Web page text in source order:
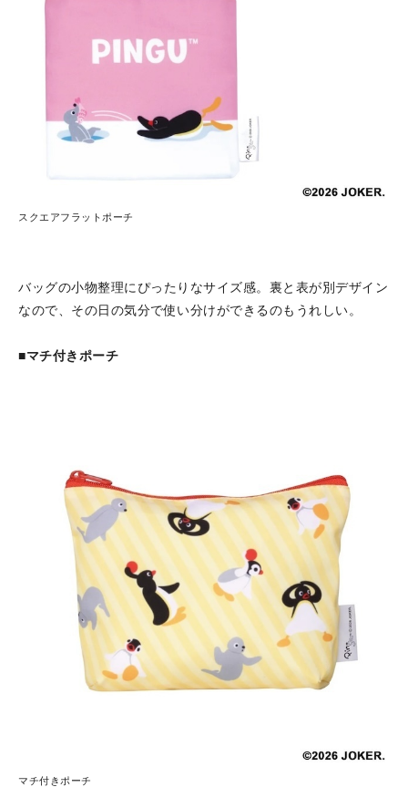
スクエアフラットポーチ
バッグの小物整理にぴったりなサイズ感。裏と表が別デザイン
なので、その日の気分で使い分けができるのもうれしい。
■マチ付きポーチ
マチ付きポーチ